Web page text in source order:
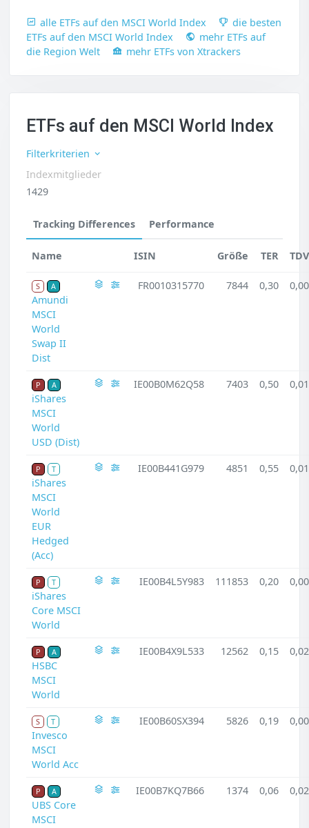
alle ETFs auf den MSCI World Index
die besten
ETFs auf den MSCI World Index
mehr ETFs auf
die Region Welt
mehr ETFs von Xtrackers
ETFs auf den MSCI World Index
Filterkriterien
Indexmitglieder
1429
Tracking Differences Performance
Name ISIN Größe TER TDV
S A
Amundi
MSCI
World
Swap II
Dist
FR0010315770 7844 0,30 0,00
P A
iShares
MSCI
World
USD (Dist)
IE00B0M62Q58 7403 0,50 0,01
P T
iShares
MSCI
World
EUR
Hedged
(Acc)
IE00B441G979 4851 0,55 0,01
P T
iShares
Core MSCI
World
IE00B4L5Y983 111853 0,20 0,00
P A
HSBC
MSCI
World
IE00B4X9L533 12562 0,15 0,02
S T
Invesco
MSCI
World Acc
IE00B60SX394 5826 0,19 0,00
P A
UBS Core
MSCI
IE00B7KQ7B66 1374 0,06 0,02